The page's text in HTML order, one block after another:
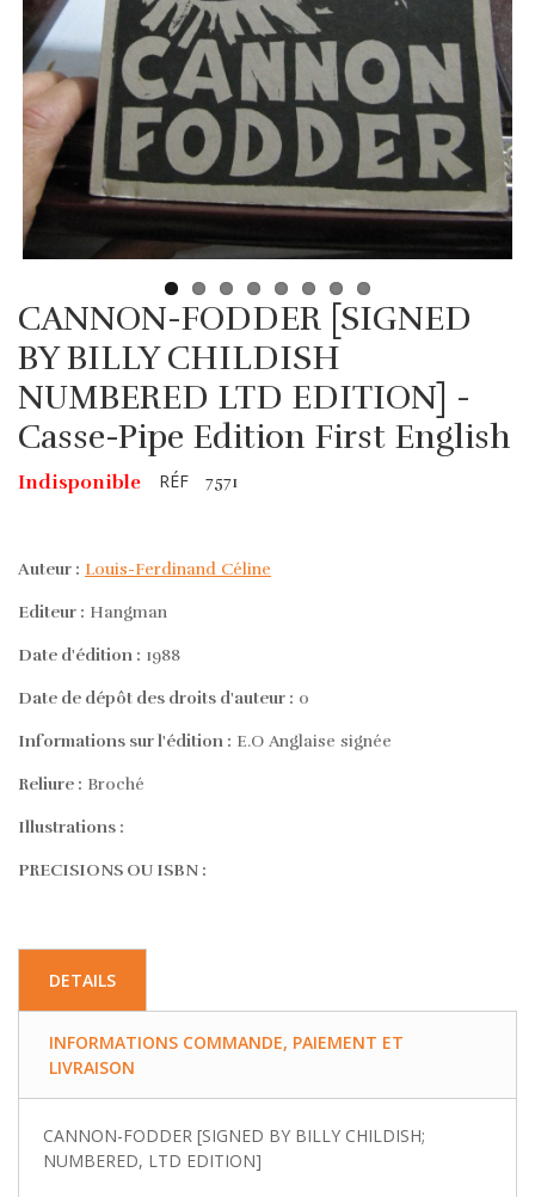
CANNON-FODDER [SIGNED
BY BILLY CHILDISH
NUMBERED LTD EDITION] -
Casse-Pipe Edition First English
Indisponible RÉF 7571
Auteur : Louis-Ferdinand Céline
Editeur : Hangman
Date d'édition : 1988
Date de dépôt des droits d'auteur : 0
Informations sur l'édition : E.O Anglaise signée
Reliure : Broché
Illustrations :
PRECISIONS OU ISBN :
DETAILS
INFORMATIONS COMMANDE, PAIEMENT ET
LIVRAISON
CANNON-FODDER [SIGNED BY BILLY CHILDISH;
NUMBERED, LTD EDITION]